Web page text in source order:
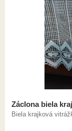
Záclona biela
Biela krajková